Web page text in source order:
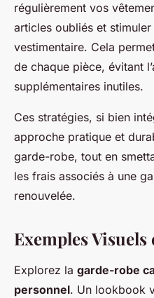
régulièrement vos
articles oubliés et
vestimentaire. Cela
de chaque pièce, évitant
supplémentaires inutiles.
Ces stratégies, si bien
approche pratique et
garde-robe, tout en
les frais associés à une
renouvelée.
Exemples
Explorez la garde-robe
personnel. Un lookbook